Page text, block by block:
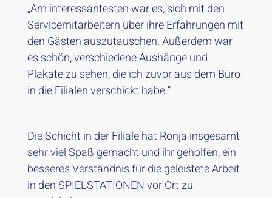
„Am interessantesten war es, sich mit den
Servicemitarbeitern über ihre Erfahrungen mit
den Gästen auszutauschen. Außerdem war
es schön, verschiedene Aushänge und
Plakate zu sehen, die ich zuvor aus dem Büro
in die Filialen verschickt habe.“
Die Schicht in der Filiale hat Ronja insgesamt
sehr viel Spaß gemacht und ihr geholfen, ein
besseres Verständnis für die geleistete Arbeit
in den SPIELSTATIONEN vor Ort zu